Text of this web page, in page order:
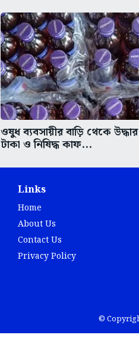
ওষুধ ব্যবসায়ীর বাড়ি থেকে
টাকা ও নিষিদ্ধ কাফ...
Links
Home
About Us
Contact Us
Privacy Policy
©